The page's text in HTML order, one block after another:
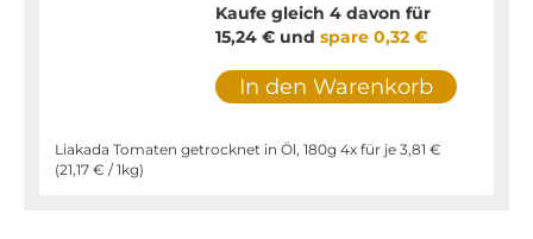
Kaufe gleich 4 davon für
15,24 €und spare 0,32 €
In den Warenkorb
Liakada Tomaten getrocknet in Öl, 180g 4x für je 3,81 €
(21,17 € / 1kg)